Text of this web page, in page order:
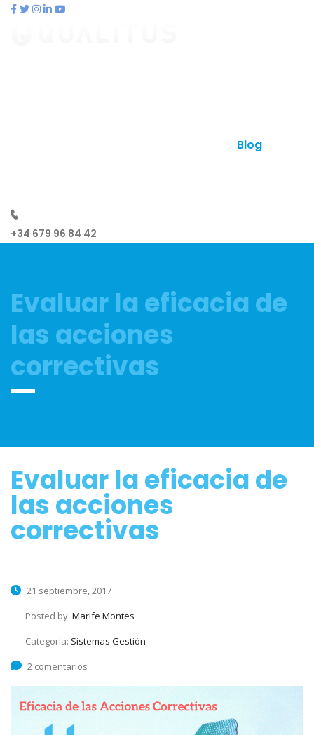
Blog
+34 679 96 84 42
Evaluar la eficacia de
las acciones
correctivas
Evaluar la eficacia de
las acciones
correctivas
21 septiembre, 2017
Posted by: Marife Montes
Categoría: Sistemas Gestión
2 comentarios